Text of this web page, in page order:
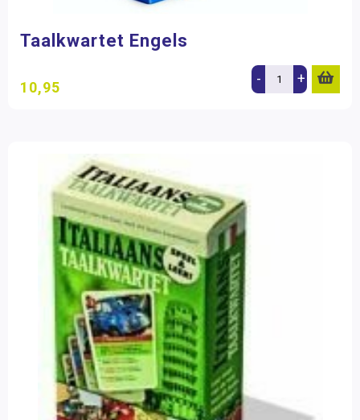
Taalkwartet Engels
10,95 - +